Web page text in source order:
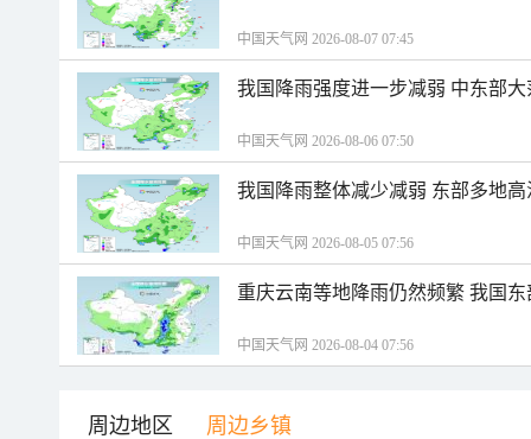
中国天气网 2026-08-07 07:45
我国降雨强度进一步减弱 中东部
中国天气网 2026-08-06 07:50
我国降雨整体减少减弱 东部多地
中国天气网 2026-08-05 07:56
重庆云南等地降雨仍然频繁 我国
中国天气网 2026-08-04 07:56
周边地区 周边乡镇